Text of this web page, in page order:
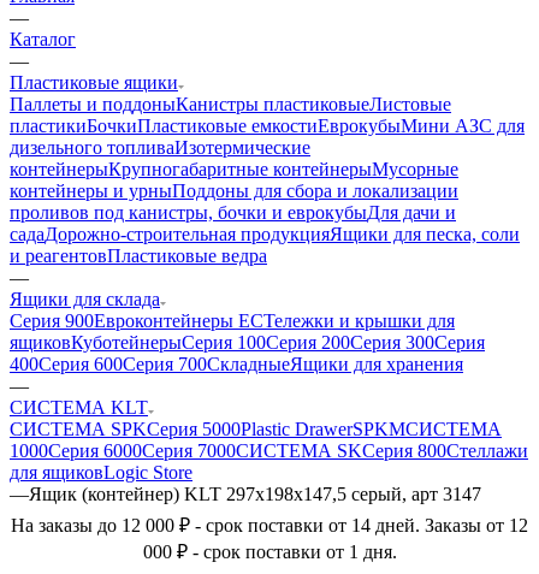
—
Каталог
—
Пластиковые ящики
Паллеты и поддоныКанистры пластиковыеЛистовые
пластикиБочкиПластиковые емкостиЕврокубыМини АЗС для
дизельного топливаИзотермические
контейнерыКрупногабаритные контейнерыМусорные
контейнеры и урныПоддоны для сбора и локализации
проливов под канистры, бочки и еврокубыДля дачи и
садаДорожно-строительная продукцияЯщики для песка, соли
и реагентовПластиковые ведра
—
Ящики для склада
Серия 900Евроконтейнеры ЕСТележки и крышки для
ящиковКуботейнерыСерия 100Серия 200Серия 300Серия
400Серия 600Серия 700СкладныеЯщики для хранения
—
СИСТЕМА KLT
СИСТЕМА SPKСерия 5000Plastic DrawerSPKMСИСТЕМА
1000Серия 6000Серия 7000СИСТЕМА SKСерия 800Стеллажи
для ящиковLogic Store
—Ящик (контейнер) KLT 297х198х147,5 серый, арт 3147
На заказы до 12 000 ₽ - срок поставки от 14 дней. Заказы от 12
000 ₽ - срок поставки от 1 дня.